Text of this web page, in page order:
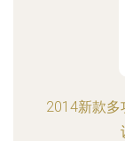
2014新款